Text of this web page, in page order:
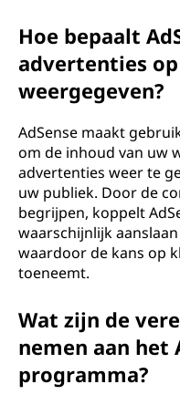
Hoe bepaalt
advertenties
weergegeven?
AdSense maakt
om de inhoud van uw
advertenties weer te
uw publiek. Door de
begrijpen, koppelt
waarschijnlijk
waardoor de kans op
toeneemt.
Wat zijn de
nemen aan het
programma?